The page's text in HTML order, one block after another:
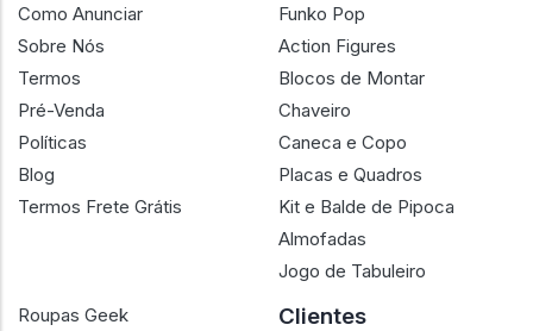
Como Anunciar
Sobre Nós
Termos
Pré-Venda
Políticas
Blog
Termos Frete Grátis
Funko Pop
Action Figures
Blocos de Montar
Chaveiro
Caneca e Copo
Placas e Quadros
Kit e Balde de Pipoca
Almofadas
Jogo de Tabuleiro
Roupas Geek
Clientes